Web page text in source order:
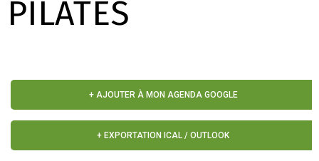
PILATES
+ AJOUTER À MON AGENDA GOOGLE
+ EXPORTATION ICAL / OUTLOOK